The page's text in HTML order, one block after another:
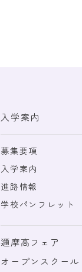
入学案内
募集要項
入学案内
進路情報
学校パンフレット
邇摩高フェア
オープンスクール